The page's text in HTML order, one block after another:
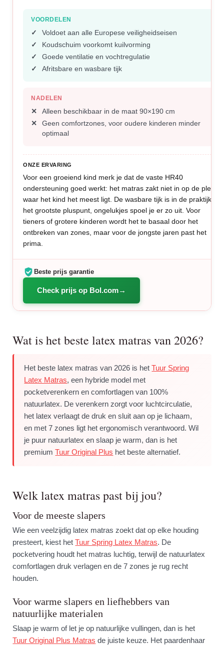
VOORDELEN
Voldoet aan alle Europese veiligheidseisen
Koudschuim voorkomt kuilvorming
Goede ventilatie en vochtregulatie
Afritsbare en wasbare tijk
NADELEN
Alleen beschikbaar in de maat 90×190 cm
Geen comfortzones, voor oudere kinderen minder
optimaal
ONZE ERVARING
Voor een groeiend kind merk je dat de vaste HR40
ondersteuning goed werkt: het matras zakt niet in op de plek
waar het kind het meest ligt. De wasbare tijk is in de praktijk
het grootste pluspunt, ongelukjes spoel je er zo uit. Voor
tieners of grotere kinderen wordt het te basaal door het
ontbreken van zones, maar voor de jongste jaren past het
prima.
Beste prijs garantie
Check prijs op Bol.com
Wat is het beste latex matras van 2026?
Het beste latex matras van 2026 is hetTuur Spring
Latex Matras, een hybride model met
pocketverenkern en comfortlagen van 100%
natuurlatex. De verenkern zorgt voor luchtcirculatie,
het latex verlaagt de druk en sluit aan op je lichaam,
en met 7 zones ligt het ergonomisch verantwoord. Wil
je puur natuurlatex en slaap je warm, dan is het
premiumTuur Original Plus het beste alternatief.
Welk latex matras past bij jou?
Voor de meeste slapers
Wie een veelzijdig latex matras zoekt dat op elke houding
presteert, kiest hetTuur Spring Latex Matras. De
pocketvering houdt het matras luchtig, terwijl de natuurlatex
comfortlagen druk verlagen en de 7 zones je rug recht
houden.
Voor warme slapers en liefhebbers van
natuurlijke materialen
Slaap je warm of let je op natuurlijke vullingen, dan is het
Tuur Original Plus Matras de juiste keuze. Het paardenhaar